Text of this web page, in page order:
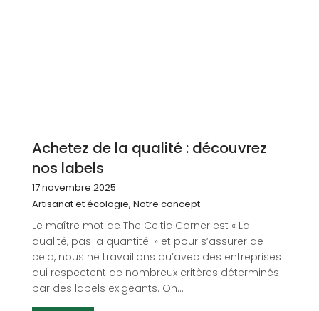
Achetez de la qualité : découvrez
nos labels
17 novembre 2025
Artisanat et écologie, Notre concept
Le maître mot de The Celtic Corner est « La
qualité, pas la quantité. » et pour s’assurer de
cela, nous ne travaillons qu’avec des entreprises
qui respectent de nombreux critères déterminés
par des labels exigeants. On...